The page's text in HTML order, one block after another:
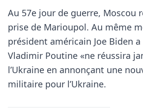
Au 57e jour de guerre, Moscou
prise de Marioupol. Au même
président américain Joe Biden
Vladimir Poutine «ne réussira
l’Ukraine en annonçant une
militaire pour l’Ukraine.